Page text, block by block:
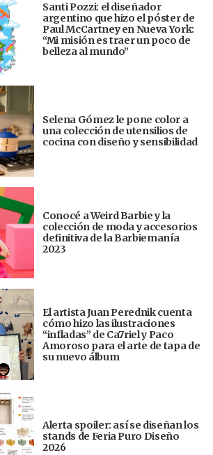
Santi Pozzi: el diseñador
argentino que hizo el póster de
Paul McCartney en Nueva York:
“Mi misión es traer un poco de
belleza al mundo”
Selena Gómez le pone color a
una colección de utensilios de
cocina con diseño y sensibilidad
Conocé a Weird Barbie y la
colección de moda y accesorios
definitiva de la Barbiemanía
2023
El artista Juan Perednik cuenta
cómo hizo las ilustraciones
“infladas” de Ca7riel y Paco
Amoroso para el arte de tapa de
su nuevo álbum
Alerta spoiler: así se diseñan los
stands de Feria Puro Diseño
2026